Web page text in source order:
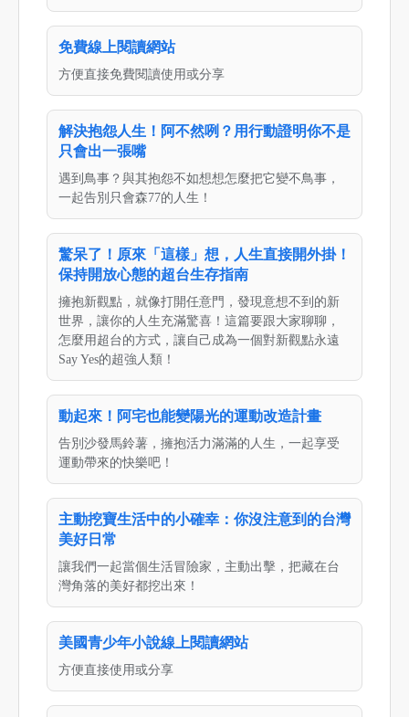
免費線上閱讀網站
方便直接免費閱讀使用或分享
解決抱怨人生！阿不然咧？用行動證明你不是
只會出一張嘴
遇到鳥事？與其抱怨不如想想怎麼把它變不鳥事，
一起告別只會森77的人生！
驚呆了！原來「這樣」想，人生直接開外掛！
保持開放心態的超台生存指南
擁抱新觀點，就像打開任意門，發現意想不到的新
世界，讓你的人生充滿驚喜！這篇要跟大家聊聊，
怎麼用超台的方式，讓自己成為一個對新觀點永遠
Say Yes的超強人類！
動起來！阿宅也能變陽光的運動改造計畫
告別沙發馬鈴薯，擁抱活力滿滿的人生，一起享受
運動帶來的快樂吧！
主動挖寶生活中的小確幸：你沒注意到的台灣
美好日常
讓我們一起當個生活冒險家，主動出擊，把藏在台
灣角落的美好都挖出來！
美國青少年小說線上閱讀網站
方便直接使用或分享